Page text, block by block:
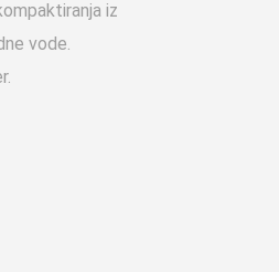
iz
vode.